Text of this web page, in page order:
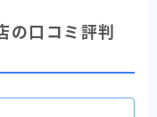
の口コミ評判